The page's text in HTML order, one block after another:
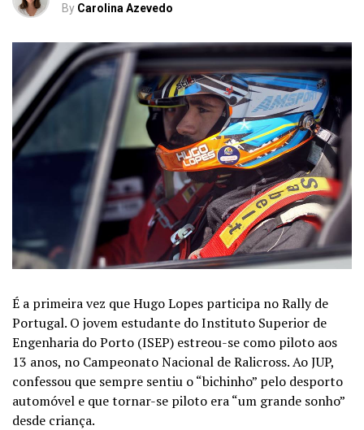
By Carolina Azevedo
É a primeira vez que Hugo Lopes participa no Rally de
Portugal. O jovem estudante do Instituto Superior de
Engenharia do Porto (ISEP) estreou-se como piloto aos
13 anos, no Campeonato Nacional de Ralicross. Ao JUP,
confessou que sempre sentiu o “bichinho” pelo desporto
automóvel e que tornar-se piloto era “um grande sonho”
desde criança.